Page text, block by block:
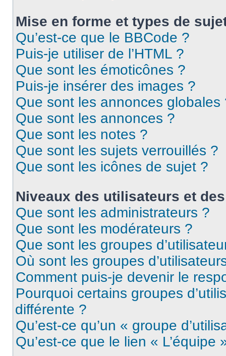
Mise en forme et types de
Qu’est-ce que le BBCode ?
Puis-je utiliser de l’HTML ?
Que sont les émoticônes ?
Puis-je insérer des images ?
Que sont les annonces globales
Que sont les annonces ?
Que sont les notes ?
Que sont les sujets verrouillés ?
Que sont les icônes de sujet ?
Niveaux des utilisateurs et
Que sont les administrateurs ?
Que sont les modérateurs ?
Que sont les groupes
Où sont les groupes
Comment puis-je devenir le
Pourquoi certains groupes
différente ?
Qu’est-ce qu’un « groupe
Qu’est-ce que le lien « L’équipe